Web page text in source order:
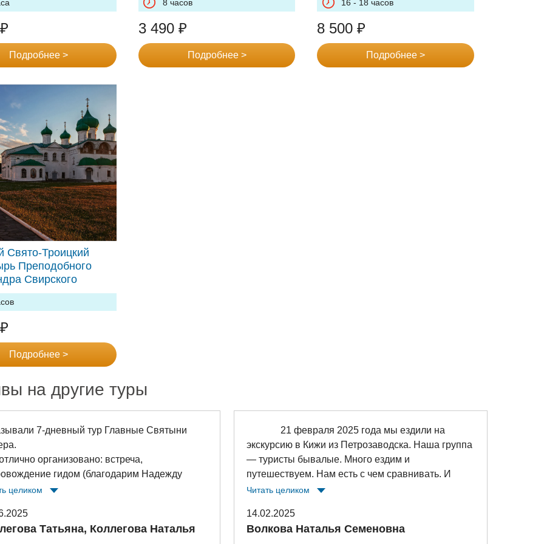
₽
Подробнее >
8 часов
3 490 ₽
Подробнее >
16 - 18 часов
8 500 ₽
Подробнее >
Свято-Троицкий
Преподобного
Свирского
₽
Подробнее >
на другие туры
7-дневный тур Главные Святыни
организовано: встреча,
гидом (благодарим Надежду
отличные завтраки в Питер Инн,
каждый день расписан и
- посмотрели все значимые
целиком
Татьяна, Коллегова Наталья
21 февраля 2025 года мы ездили на
экскурсию в Кижи из Петрозаводска. Наша группа
— туристы бывалые. Много ездим и
путешествуем. Нам есть с чем сравнивать. И
такой экскурсовод, как Анна Ивановна,
женщина, влюбленная в свою профессию и
родной край Карелию. Много интересных фактов
Читать целиком
14.02.2025
Волкова Наталья Семеновна